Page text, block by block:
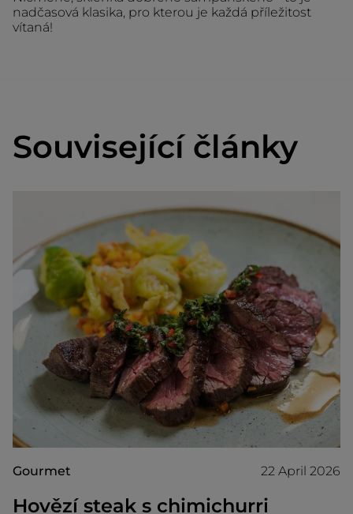
nadčasová klasika, pro kterou je každá příležitost
vítaná!
Související články
Gourmet 22 April 2026
Hovězí steak s chimichurri